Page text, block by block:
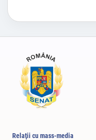
Relaţii cu mass-media